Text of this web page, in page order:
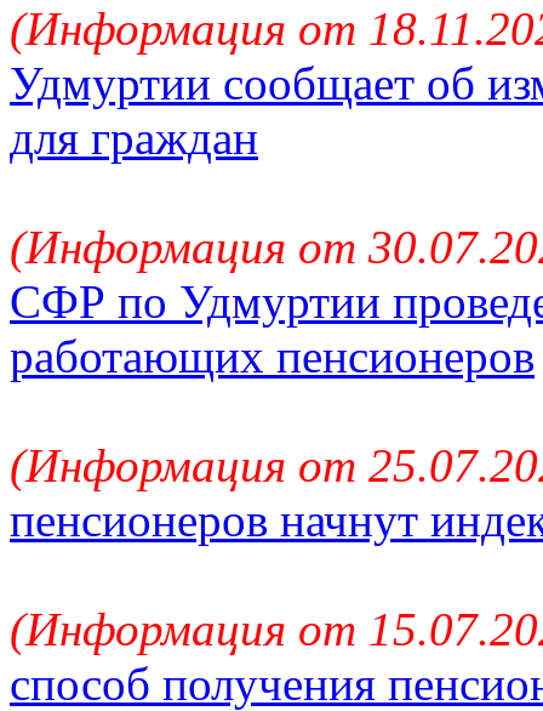
(Информация от
Удмуртии сообщает об
для граждан
(Информация от
СФР по Удмуртии
работающих пенсионеров
(Информация от
пенсионеров начнут
(Информация от
способ получения